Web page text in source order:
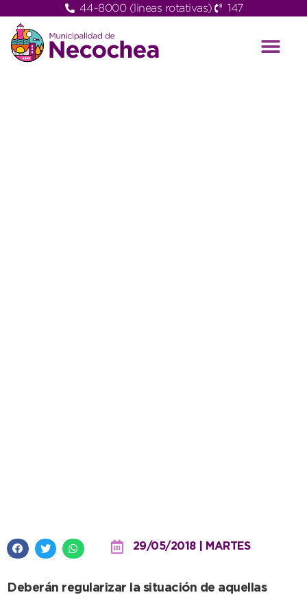
44-8000 (lineas rotativas) 147
29/05/2018 | MARTES
Deberán regularizar la situación de aquellas